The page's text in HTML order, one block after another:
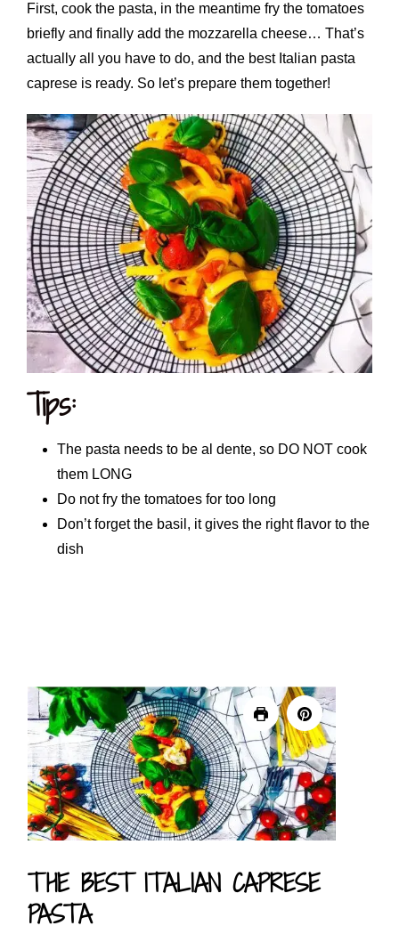
First, cook the pasta, in the meantime fry the tomatoes
briefly and finally add the mozzarella cheese… That’s
actually all you have to do, and the best Italian pasta
caprese is ready. So let’s prepare them together!
Tips:
The pasta needs to be al dente, so DO NOT cook
them LONG
Do not fry the tomatoes for too long
Don’t forget the basil, it gives the right flavor to the
dish
THE BEST ITALIAN CAPRESE
PASTA